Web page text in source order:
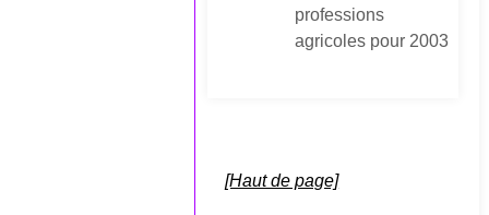
professions
agricoles pour 2003
[Haut de page]